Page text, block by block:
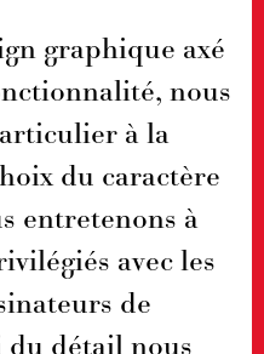
graphique axé
nous
à la
du caractère
entretenons à
avec les
de
du détail nous